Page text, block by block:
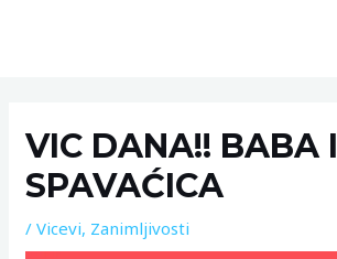
VIC DANA!! BABA I
SPAVAĆICA
/Vicevi, Zanimljivosti